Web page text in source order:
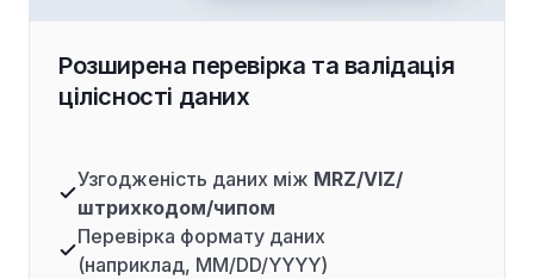
Розширена перевірка та валідація
цілісності даних
Узгодженість даних між MRZ/VIZ/
штрихкодом/чипом
Перевірка формату даних
(наприклад, MM/DD/YYYY)